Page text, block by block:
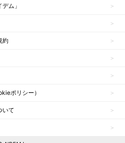
ム」
約
ポリシー）
いて